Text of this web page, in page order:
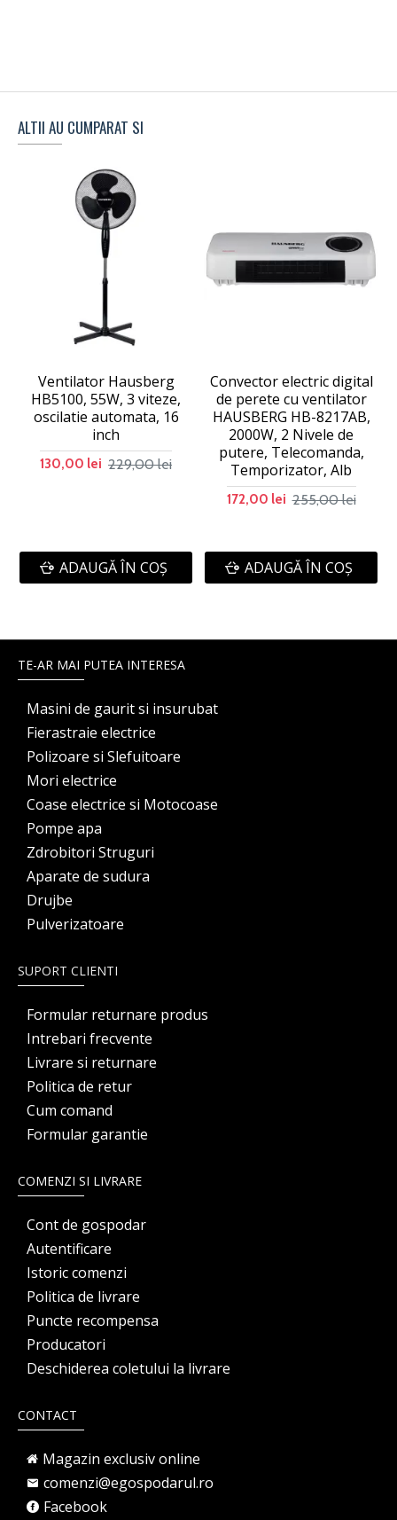
ALTII AU CUMPARAT SI
Ventilator Hausberg
HB5100, 55W, 3 viteze,
oscilatie automata, 16
inch
130,00 lei 229,00 lei
ADAUGĂ ÎN COŞ
Convector electric digital
de perete cu ventilator
HAUSBERG HB-8217AB,
2000W, 2 Nivele de
putere, Telecomanda,
Temporizator, Alb
172,00 lei 255,00 lei
ADAUGĂ ÎN COŞ
TE-AR MAI PUTEA INTERESA
Masini de gaurit si insurubat
Fierastraie electrice
Polizoare si Slefuitoare
Mori electrice
Coase electrice si Motocoase
Pompe apa
Zdrobitori Struguri
Aparate de sudura
Drujbe
Pulverizatoare
SUPORT CLIENTI
Formular returnare produs
Intrebari frecvente
Livrare si returnare
Politica de retur
Cum comand
Formular garantie
COMENZI SI LIVRARE
Cont de gospodar
Autentificare
Istoric comenzi
Politica de livrare
Puncte recompensa
Producatori
Deschiderea coletului la livrare
CONTACT
Magazin exclusiv online
comenzi@egospodarul.ro
Facebook